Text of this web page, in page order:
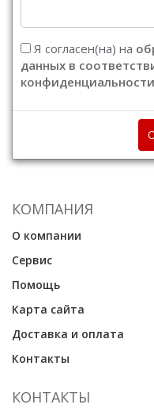
Я согласен(на) на
данных в
конфиденциальности
КОМПАНИЯ
О компании
Сервис
Помощь
Карта сайта
Доставка и оплата
Контакты
КОНТАКТЫ